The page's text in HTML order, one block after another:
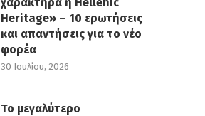
Heritage» – 10 ερωτήσεις
και απαντήσεις για το νέο
φορέα
30 Ιουλίου, 2026
Το μεγαλύτερο